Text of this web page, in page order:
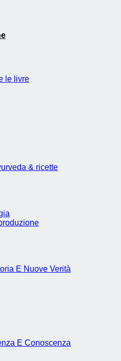
le livre
& ricette
E Nuove Verità
E Conoscenza